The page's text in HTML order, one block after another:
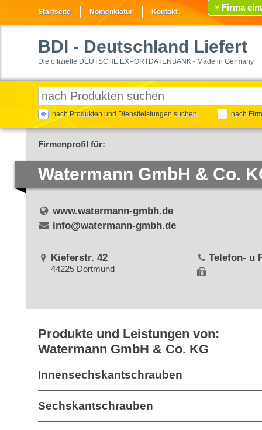
Startseite Nomenklatur Kontakt Firma
BDI - Deutschland Liefert
Die offizielle DEUTSCHE EXPORTDATENBANK - Made in Germany
nach Produkten und Dienstleistungen suchen nach
Firmenprofil für:
Watermann GmbH & Co.
www.watermann-gmbh.de
info@watermann-gmbh.de
Kieferstr. 42
44225 Dortmund
Telefon- u
Produkte und Leistungen von:
Watermann GmbH & Co. KG
Innensechskantschrauben
Sechskantschrauben